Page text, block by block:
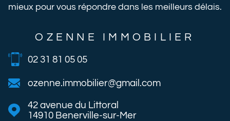
mieux pour vous répondre dans les meilleurs délais.
OZENNE IMMOBILIER
02 31 81 05 05
ozenne.immobilier@gmail.com
42 avenue du Littoral
14910
Benerville-sur-Mer